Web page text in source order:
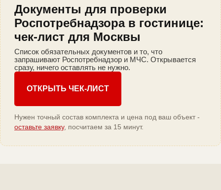
Документы для проверки
Роспотребнадзора в гостинице:
чек-лист для Москвы
Список обязательных документов и то, что
запрашивают Роспотребнадзор и МЧС. Открывается
сразу, ничего оставлять не нужно.
ОТКРЫТЬ ЧЕК-ЛИСТ
Нужен точный состав комплекта и цена под ваш объект -
оставьте заявку, посчитаем за 15 минут.